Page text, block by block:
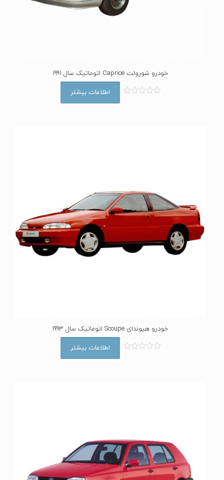
خودرو شورولت Caprice اتوماتیک سال 1991
اطلاعات بیشتر
خودرو هیوندای Scoupe اتوماتیک سال 1993
اطلاعات بیشتر